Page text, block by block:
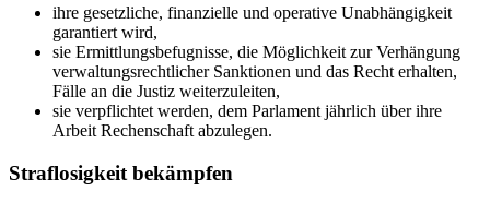
ihre gesetzliche, finanzielle und operative Unabhängigkeit
garantiert wird,
sie Ermittlungsbefugnisse, die Möglichkeit zur Verhängung
verwaltungsrechtlicher Sanktionen und das Recht erhalten,
Fälle an die Justiz weiterzuleiten,
sie verpflichtet werden, dem Parlament jährlich über ihre
Arbeit Rechenschaft abzulegen.
Straflosigkeit bekämpfen